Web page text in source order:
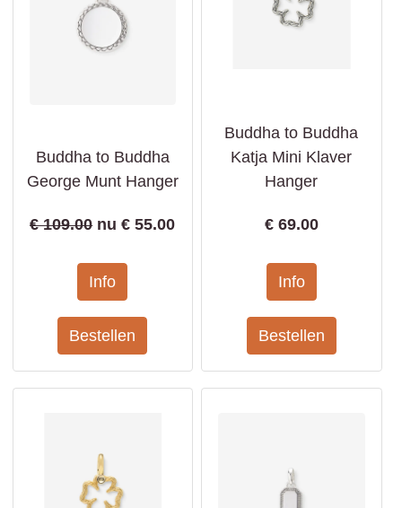
Buddha to Buddha
George Munt Hanger
€ 109.00nu €55.00
Buddha to Buddha
Katja Mini Klaver
Hanger
€ 69.00